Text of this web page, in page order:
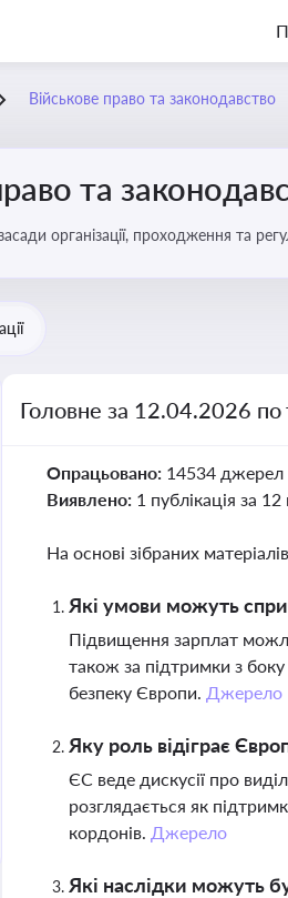
Військове право та законодавство
та
організації, проходження та
Головне за 12.04.2026 по
Опрацьовано: 14534 джерел
Виявлено: 1 публікація за 12
На основі зібраних
Які умови можуть
Підвищення зарплат
також за підтримки з боку
безпеку Європи. Джерело
Яку роль відіграє
ЄС веде дискусії про
розглядається як
кордонів. Джерело
Які наслідки можуть